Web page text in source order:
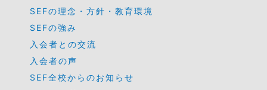
SEFの理念・方針・教育環境
SEFの強み
入会者との交流
入会者の声
SEF全校からのお知らせ